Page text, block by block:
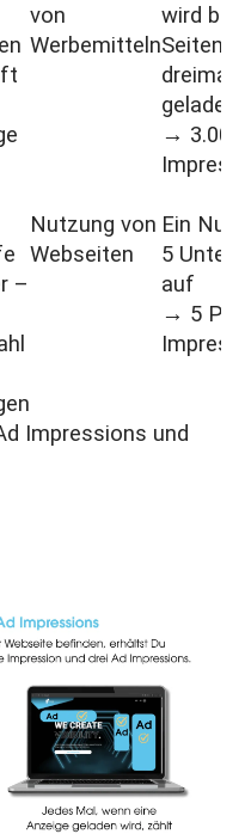
von
Werbemitteln
wird bei
dreimal
geladen
→
–
Nutzung von
Webseiten
Ein
5
auf
→ 5
Impressions und